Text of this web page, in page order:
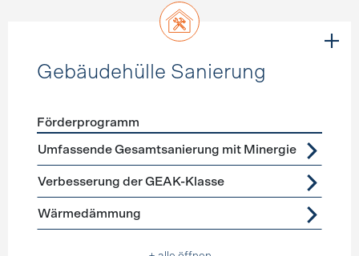
Gebäudehülle Sanierung
Förderprogramme Gebäudehülle Sanierung
Förderprogramm
Umfassende Gesamtsanierung mit Minergie
Verbesserung der GEAK-Klasse
Wärmedämmung